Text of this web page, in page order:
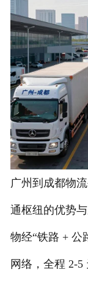
广州到成都物
通枢纽的优势
物经“铁路 + 公
网络，全程 2-